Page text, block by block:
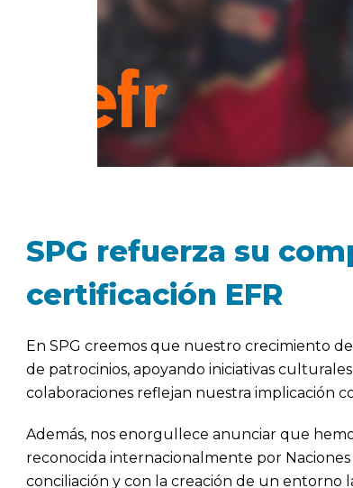
SPG refuerza su
certificación EFR
En SPG creemos que nuestro crecimiento
de patrocinios, apoyando iniciativas
colaboraciones reflejan nuestra implicación
Además, nos enorgullece anunciar que
reconocida internacionalmente por
conciliación y con la creación de un entorno